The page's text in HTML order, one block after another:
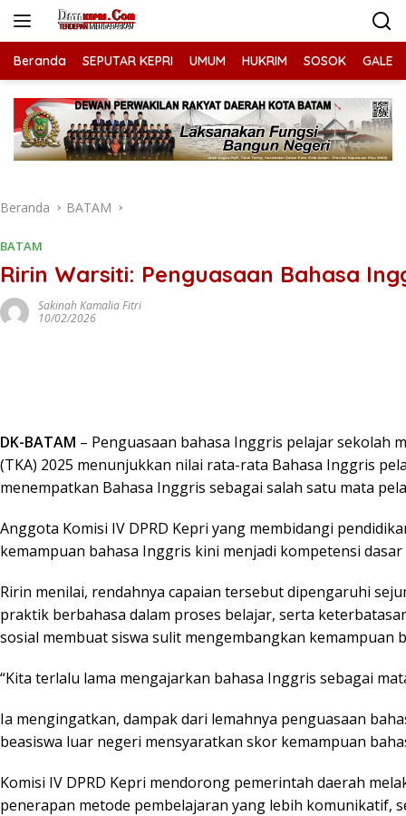
Beranda SEPUTAR KEPRI UMUM HUKRIM SOSOK
Beranda BATAM
BATAM
Ririn Warsiti: Penguasaan Bahasa
Sakinah Kamalia Fitri
10/02/2026
DK-BATAM – Penguasaan bahasa Inggris pelajar sekolah
(TKA) 2025 menunjukkan nilai rata-rata Bahasa Inggris
menempatkan Bahasa Inggris sebagai salah satu mata
Anggota Komisi IV DPRD Kepri yang membidangi
kemampuan bahasa Inggris kini menjadi kompetensi
Ririn menilai, rendahnya capaian tersebut dipengaruhi
praktik berbahasa dalam proses belajar, serta
sosial membuat siswa sulit mengembangkan kemampuan
“Kita terlalu lama mengajarkan bahasa Inggris sebagai
Ia mengingatkan, dampak dari lemahnya penguasaan
beasiswa luar negeri mensyaratkan skor kemampuan
Komisi IV DPRD Kepri mendorong pemerintah daerah
penerapan metode pembelajaran yang lebih komunikatif,